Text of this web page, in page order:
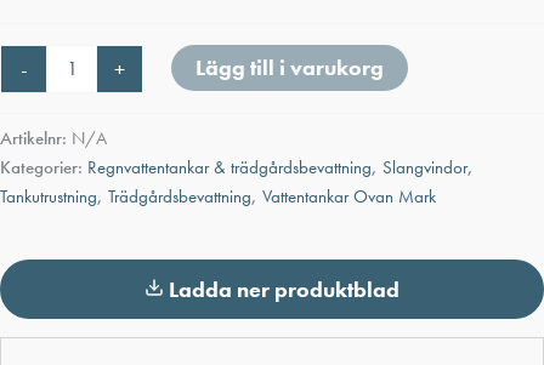
-
Slangvinda
Evolution
+ Lägg till i varukorg
Artikelnr: N/A
Kategorier: Regnvattentankar & trädgårdsbevattning, Slangvindor,
Tankutrustning, Trädgårdsbevattning, Vattentankar Ovan Mark
Ladda ner produktblad